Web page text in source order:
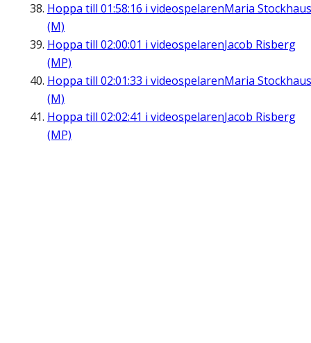
Hoppa till 01:58:16 i videospelarenMaria Stockhaus
(M)
Hoppa till 02:00:01 i videospelarenJacob Risberg
(MP)
Hoppa till 02:01:33 i videospelarenMaria Stockhaus
(M)
Hoppa till 02:02:41 i videospelarenJacob Risberg
(MP)